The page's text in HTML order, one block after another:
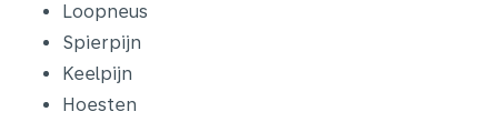
Loopneus
Spierpijn
Keelpijn
Hoesten